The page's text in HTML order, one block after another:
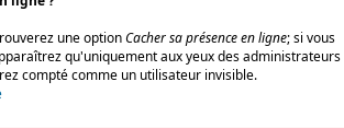
une optionCacher sa présence en ligne; si vous
qu'uniquement aux yeux des administrateurs
compté comme un utilisateur invisible.